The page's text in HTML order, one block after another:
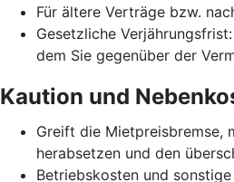
Für ältere Verträge bzw.
Gesetzliche
dem Sie gegenüber der
Kaution und
Greift die Mietpreisbremse,
herabsetzen und den
Betriebskosten und